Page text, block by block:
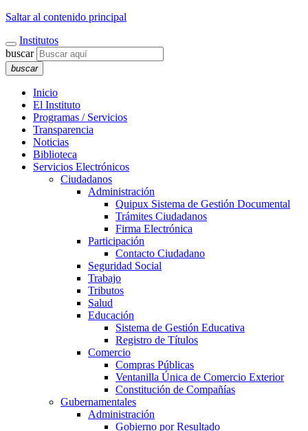
Saltar al contenido principal
Institutos
buscar
buscar
Inicio
El Instituto
Programas / Servicios
Transparencia
Noticias
Biblioteca
Servicios Electrónicos
Ciudadanos
Administración
Quipux Sistema de Gestión Documental
Trámites Ciudadanos
Firma Electrónica
Participación
Contacto Ciudadano
Seguridad Social
Trabajo
Tributos
Salud
Educación
Sistema de Gestión Educativa
Registro de Títulos
Comercio
Compras Públicas
Ventanilla Única de Comercio Exterior
Constitución de Compañías
Gubernamentales
Administración
Gobierno por Resultado